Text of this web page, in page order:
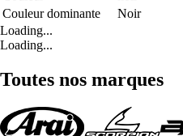
Couleur dominante
Noir
Loading...
Loading...
Toutes nos marques